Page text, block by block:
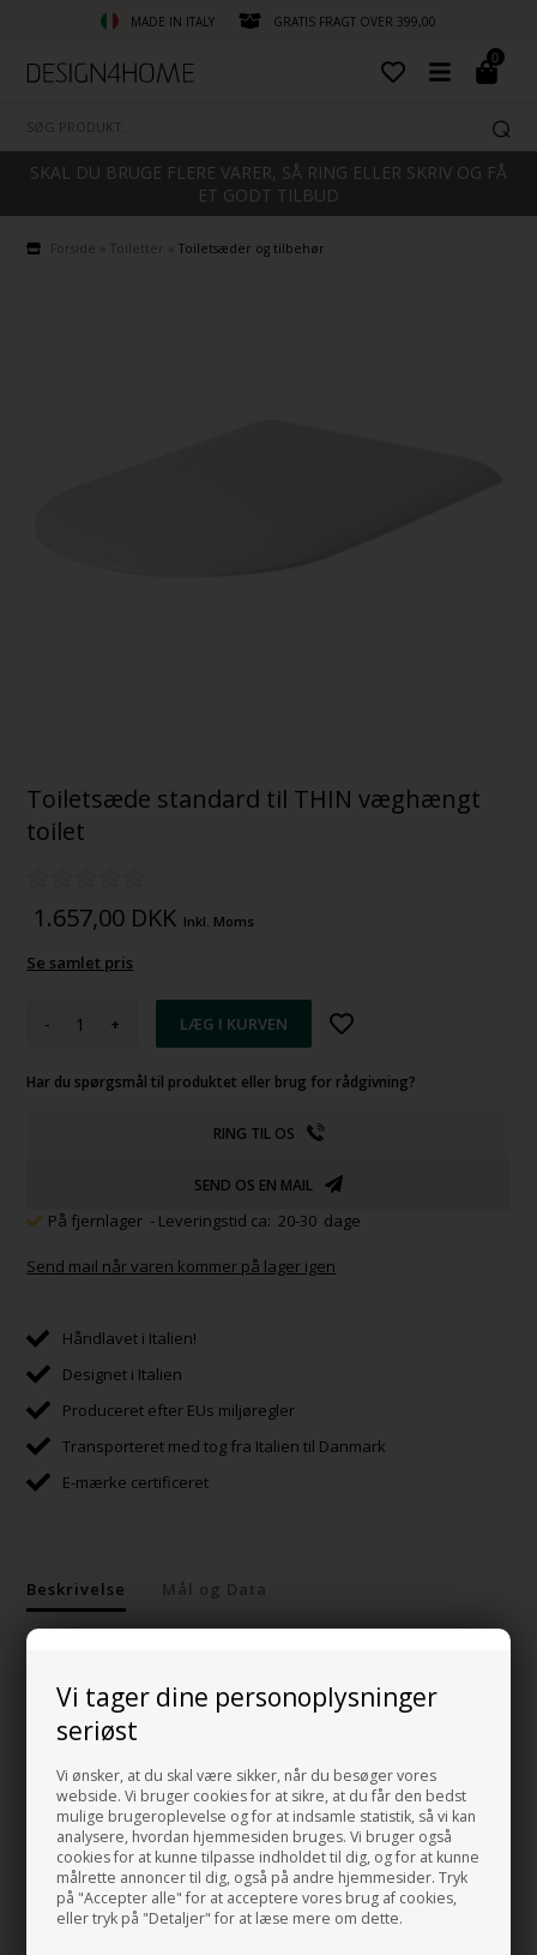
Vi tager dine personoplysninger
seriøst
Vi ønsker, at du skal være sikker, når du besøger vores
webside. Vi bruger cookies for at sikre, at du får den bedst
mulige brugeroplevelse og for at indsamle statistik, så vi kan
analysere, hvordan hjemmesiden bruges. Vi bruger også
cookies for at kunne tilpasse indholdet til dig, og for at kunne
målrette annoncer til dig, også på andre hjemmesider. Tryk
på "Accepter alle" for at acceptere vores brug af cookies,
eller tryk på "Detaljer" for at læse mere om dette.
MADE IN ITALY GRATIS FRAGT OVER 399,00
0
SKAL DU BRUGE FLERE VARER, SÅ RING ELLER SKRIV OG FÅ
ET GODT TILBUD
Forside Toiletter »Toiletsæder og tilbehør
Toiletsæde standard til THIN væghængt
toilet
1.657,00 DKK Inkl. Moms
Se samlet pris
- +
Har du spørgsmål til produktet eller brug for rådgivning?
RING TIL OS
SEND OS EN MAIL
På fjernlager - Leveringstid ca: 20-30 dage
Send mail når varen kommer på lager igen
Håndlavet i Italien!
Designet i Italien
Produceret efter EUs miljøregler
Transporteret med tog fra Italien til Danmark
E-mærke certificeret
Beskrivelse Mål og Data
Dette toiletsæde er standard
Toiletsæde med soft close kan også vælges. Se nedenfor.
Farve: Hvid Blank
Design: Angeletti Ruzza
MADE IN ITALY
DENNE PRIS ER KUN FOR TOILETSÆDET.